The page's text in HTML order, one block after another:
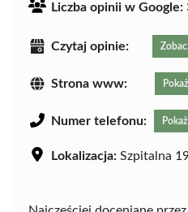
Liczba opinii w Google:
Czytaj opinie:
Strona www:
Numer telefonu:
Lokalizacja: Szpitalna